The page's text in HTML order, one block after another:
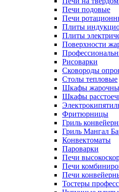
Печи подовые
Печи
Плиты
Плиты
Поверхности
Рисоварки
Сковороды
Столы тепловые
Шкафы
Шкафы
Фритюрницы
Гриль
Гриль Мангал
Конвектоматы
Пароварки
Печи
Печи
Печи
Тостеры